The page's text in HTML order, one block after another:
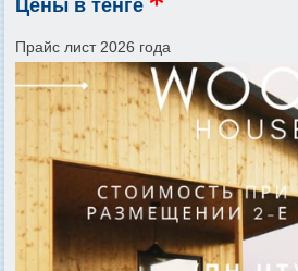
Цены в тенге
Прайс лист 2026 года